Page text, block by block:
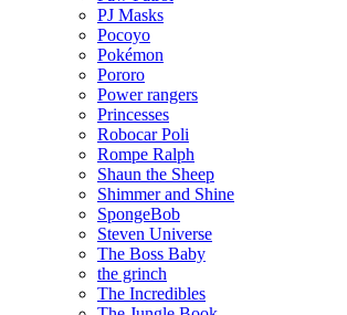
PJ Masks
Pocoyo
Pokémon
Pororo
Power rangers
Princesses
Robocar Poli
Rompe Ralph
Shaun the Sheep
Shimmer and Shine
SpongeBob
Steven Universe
The Boss Baby
the grinch
The Incredibles